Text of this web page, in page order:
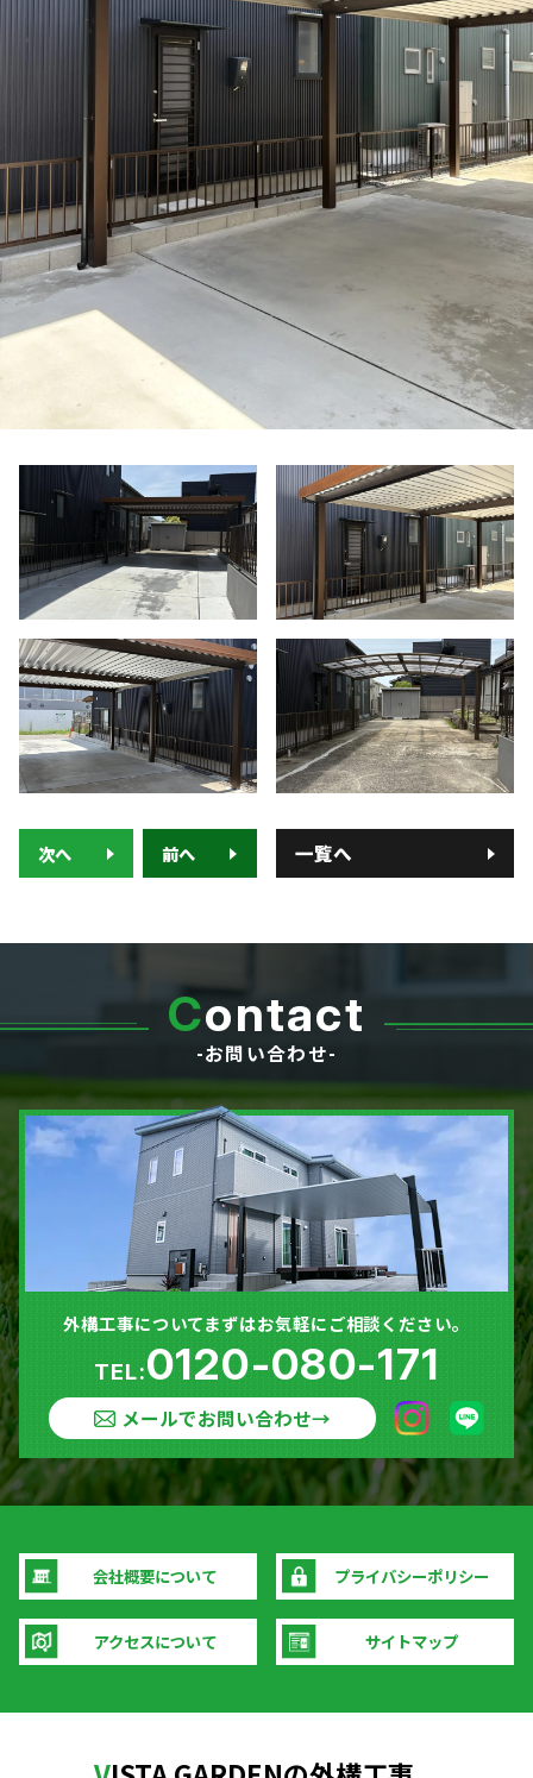
VISTA GARDEN
-株式会社 齋藤商店-
■ VISTA GARDENの外構工事
■ 庭がある暮らし：サッカーゴールがある庭
■ 外構プランニング
■ 料金シミュレーション
■ 施工事例
■ お客様の声
■ 展示場について
■ 求人サイト
■ お問い合わせ
TEL: 0120-080-171
次へ 前へ 一覧へ
Contact
-お問い合わせ-
外構工事についてまずはお気軽にご相談ください。
TEL:0120-080-171
メールでお問い合わせ→
会社概要について プライバシーポリシー
アクセスについて サイトマップ